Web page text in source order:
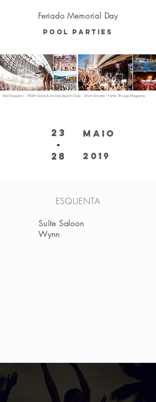
Feriado Memorial Day
Pool Parties
Wet Republic - MGM Grand & Encore Beach Club - Wynn Encore * Fonte: Trivago Magazine
23
-
28
Maio
2019
ESQUENTA
Suíte Saloon
Wynn